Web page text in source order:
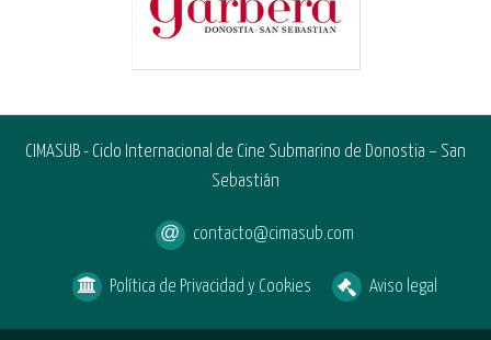
CIMASUB - Ciclo Internacional de Cine Submarino de Donostia – San
Sebastián
contacto@cimasub.com
Política de Privacidad y Cookies Aviso legal